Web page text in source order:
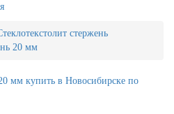
стержень
20 мм